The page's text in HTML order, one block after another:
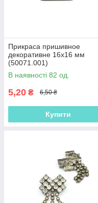
Прикраса пришивное
декоративне 16х16 мм
(50071.001)
В наявності 82 од.
5,20 ₴ 6,50 ₴
Купити